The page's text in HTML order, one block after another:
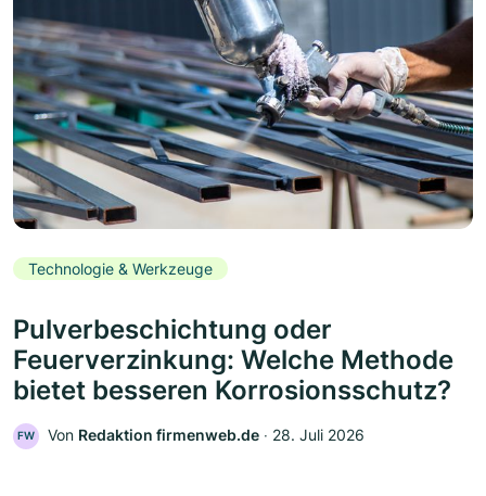
Technologie & Werkzeuge
Pulverbeschichtung oder
Feuerverzinkung: Welche Methode
bietet besseren Korrosionsschutz?
FW Von Redaktion firmenweb.de ‧ 28. Juli 2026